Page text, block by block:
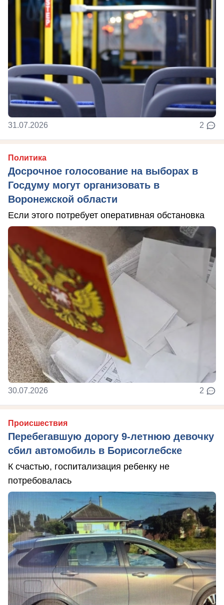
31.07.2026 2
Политика
Досрочное голосование на выборах в
Госдуму могут организовать в
Воронежской области
Если этого потребует оперативная обстановка
30.07.2026 2
Происшествия
Перебегавшую дорогу 9-летнюю девочку
сбил автомобиль в Борисоглебске
К счастью, госпитализация ребенку не
потребовалась